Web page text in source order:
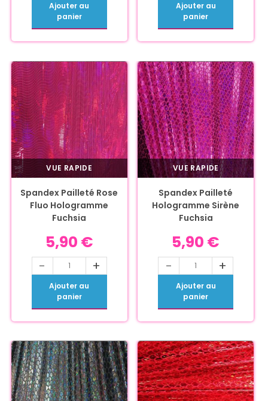
Ajouter au
panier
Ajouter au
panier
VUE RAPIDE
Spandex Pailleté Rose
Fluo Hologramme
Fuchsia
5,90 €
- +
Ajouter au
panier
VUE RAPIDE
Spandex Pailleté
Hologramme Sirène
Fuchsia
5,90 €
- +
Ajouter au
panier